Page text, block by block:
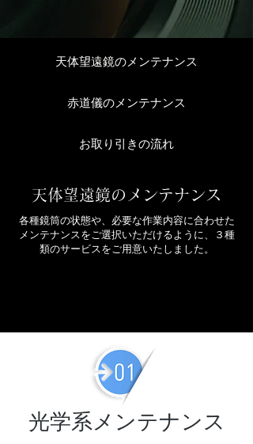
天体望遠鏡のメンテナンス
赤道儀のメンテナンス
お取り引きの流れ
​天体望遠鏡のメンテナンス
​各種鏡筒の状態や、必要な作業内容に合わせた
メンテナンスをご選択いただけるように、３種
類のサービスをご用意いたしました。
光学系メンテナンス